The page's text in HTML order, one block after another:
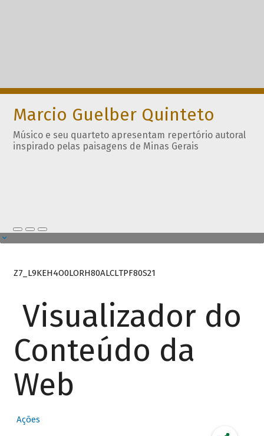
Marcio Guelber Quinteto
Músico e seu quarteto apresentam repertório autoral
inspirado pelas paisagens de Minas Gerais
Z7_L9KEH4O0LORH80ALCLTPF80S21
Visualizador do
Conteúdo da
Web
Ações